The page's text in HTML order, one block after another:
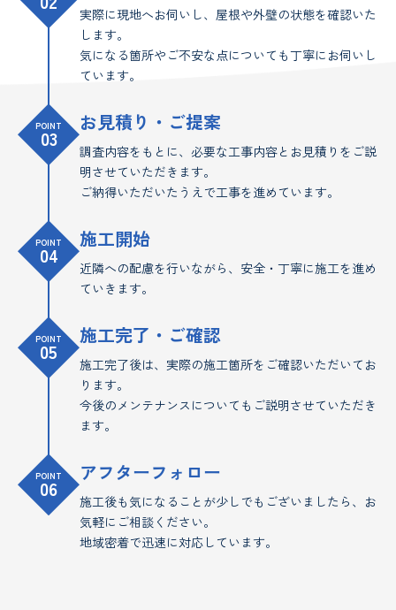
実際に現地へお伺いし、屋根や外壁の状態を確認いた
します。
気になる箇所やご不安な点についても丁寧にお伺いし
ています。
POINT
03
お見積り・ご提案
調査内容をもとに、必要な工事内容とお見積りをご説
明させていただきます。
ご納得いただいたうえで工事を進めています。
POINT
04
施工開始
近隣への配慮を行いながら、安全・丁寧に施工を進め
ていきます。
POINT
05
施工完了・ご確認
施工完了後は、実際の施工箇所をご確認いただいてお
ります。
今後のメンテナンスについてもご説明させていただき
ます。
POINT
06
アフターフォロー
施工後も気になることが少しでもございましたら、お
気軽にご相談ください。
地域密着で迅速に対応しています。